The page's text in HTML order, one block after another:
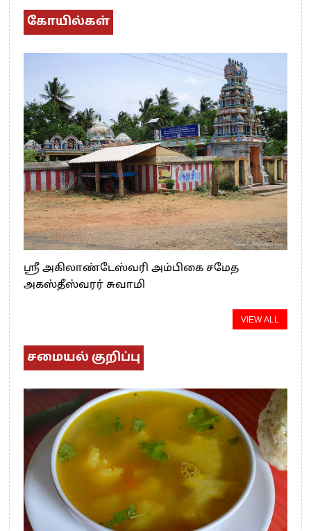
கோயில்கள்
ஸ்ரீ அகிலாண்டேஸ்வரி அம்பிகை சமேத
அகஸ்தீஸ்வரர் சுவாமி
VIEW ALL
சமையல் குறிப்பு